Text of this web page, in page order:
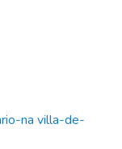
na villa-de-